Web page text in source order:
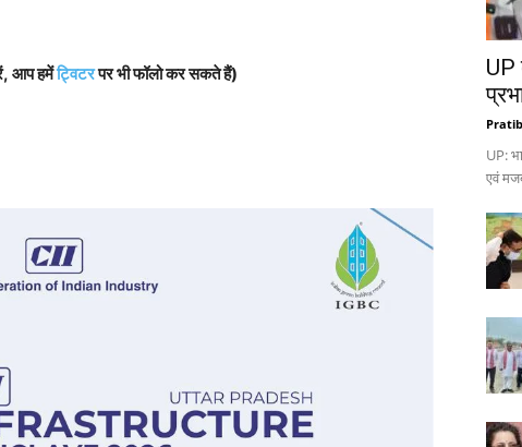
आप हमेंट्विटरपर भी फॉलो कर सकते हैं)
UP
UP:
एवं